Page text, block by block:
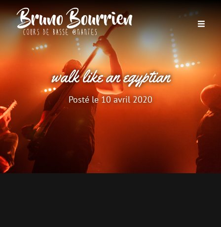
walk like an egyptian
Posté le10 avril 2020